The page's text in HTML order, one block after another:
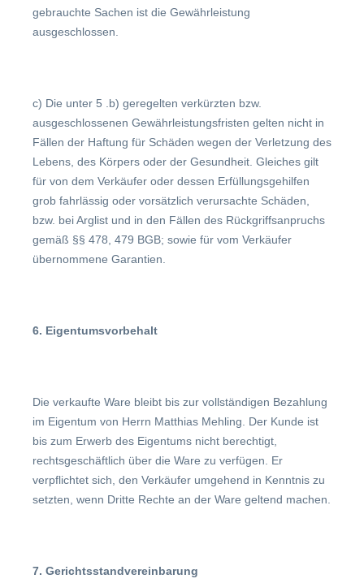
gebrauchte Sachen ist die Gewährleistung
ausgeschlossen.
c) Die unter 5 .b) geregelten verkürzten bzw.
ausgeschlossenen Gewährleistungsfristen gelten nicht in
Fällen der Haftung für Schäden wegen der Verletzung des
Lebens, des Körpers oder der Gesundheit. Gleiches gilt
für von dem Verkäufer oder dessen Erfüllungsgehilfen
grob fahrlässig oder vorsätzlich verursachte Schäden,
bzw. bei Arglist und in den Fällen des Rückgriffsanpruchs
gemäß §§ 478, 479 BGB; sowie für vom Verkäufer
übernommene Garantien.
6. Eigentumsvorbehalt
Die verkaufte Ware bleibt bis zur vollständigen Bezahlung
im Eigentum von Herrn Matthias Mehling. Der Kunde ist
bis zum Erwerb des Eigentums nicht berechtigt,
rechtsgeschäftlich über die Ware zu verfügen. Er
verpflichtet sich, den Verkäufer umgehend in Kenntnis zu
setzten, wenn Dritte Rechte an der Ware geltend machen.
7. Gerichtsstandvereinbarung